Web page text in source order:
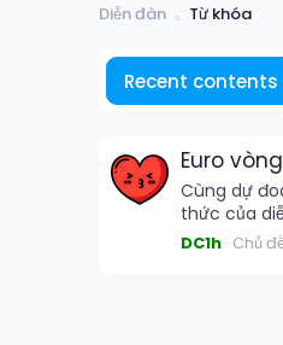
Diễn đàn Từ khóa
Recent contents
Euro
Cùng dự
thức của
DC1h Chủ